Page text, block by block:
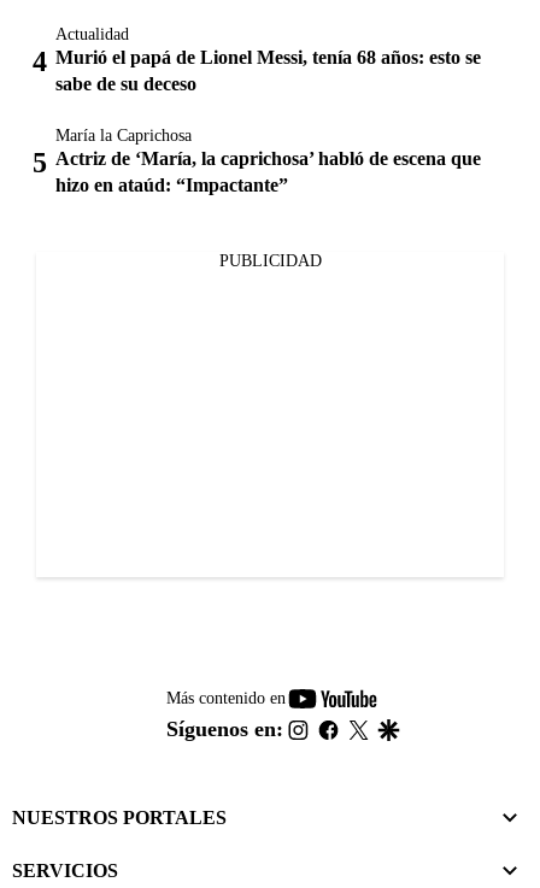
Actualidad
Murió el papá de Lionel Messi, tenía 68 años: esto se
sabe de su deceso
María la Caprichosa
Actriz de ‘María, la caprichosa’ habló de escena que
hizo en ataúd: “Impactante”
PUBLICIDAD
Más contenido en
youtube-
footer
Síguenos en: instagram
facebook
twitter
NUESTROS PORTALES
SERVICIOS